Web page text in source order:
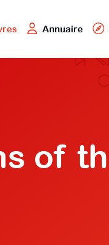
Annuaire
of